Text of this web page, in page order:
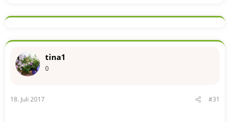
tina1
0
18. Juli 2017 #31